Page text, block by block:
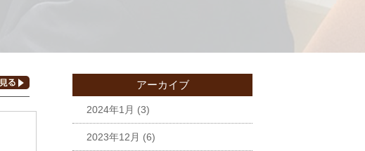
アーカイブ
2024年1月 (3)
2023年12月 (6)